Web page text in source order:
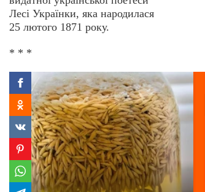
Лесі Українки, яка народилася
25 лютого 1871 року.
* * *